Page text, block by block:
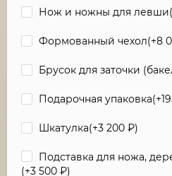
Нож и ножны для
Формованный чехол(+8
Брусок для заточки
Подарочная упаковка(+
Шкатулка(+3 200 ₽)
Подставка для ножа,
(+3 500 ₽)